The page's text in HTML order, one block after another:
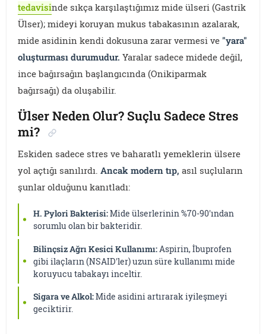
tedavisinde sıkça karşılaştığımız mide ülseri (Gastrik
Ülser); mideyi koruyan mukus tabakasının azalarak,
mide asidinin kendi dokusuna zarar vermesi ve "yara"
oluşturması durumudur.Yaralar sadece midede değil,
ince bağırsağın başlangıcında (Onikiparmak
bağırsağı) da oluşabilir.
Ülser Neden Olur? Suçlu Sadece Stres
mi?
Eskiden sadece stres ve baharatlı yemeklerin ülsere
yol açtığı sanılırdı.Ancak modern tıp, asıl suçluların
şunlar olduğunu kanıtladı:
H. Pylori Bakterisi:Mide ülserlerinin %70-90'ından
sorumlu olan bir bakteridir.
Bilinçsiz Ağrı Kesici Kullanımı:Aspirin, İbuprofen
gibi ilaçların (NSAID'ler) uzun süre kullanımı mide
koruyucu tabakayı inceltir.
Sigara ve Alkol:Mide asidini artırarak iyileşmeyi
geciktirir.